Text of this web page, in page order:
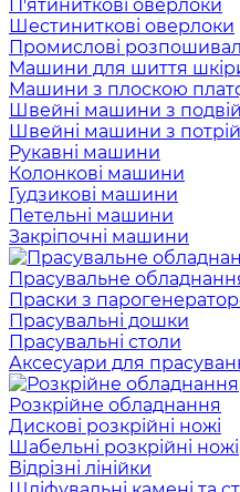
П'ятиниткові оверлоки
Шестиниткові оверлоки
Промислові
Машини для шиття
Машини з плоскою
Швейні машини з
Швейні машини з
Рукавні машини
Колонкові машини
Гудзикові машини
Петельні машини
Закріпочні машини
Прасувальне
Праски з
Прасувальні дошки
Прасувальні столи
Аксесуари для
Розкрійне обладнання
Дискові розкрійні ножі
Шабельні розкрійні ножі
Відрізні лінійки